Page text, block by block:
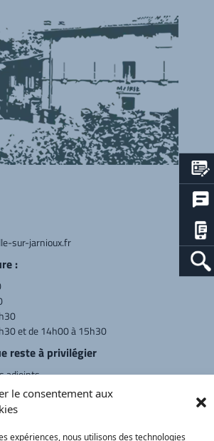
le consentement aux
expériences, nous utilisons des technologies
sur-jarnioux.fr
:
et de 14h00 à 15h30
reste à privilégier
adjoints
PanneauPocket Recherche